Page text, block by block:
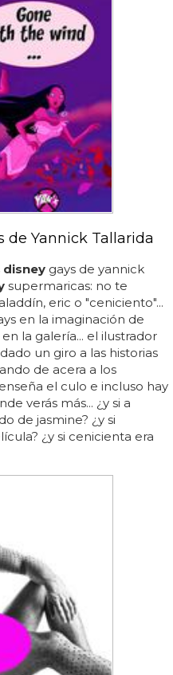
de Yannick Tallarida
disney gays de yannick
supermaricas: no te
eric o "ceniciento"...
en la imaginación de
la galería... el ilustrador
un giro a las historias
de acera a los
el culo e incluso hay
verás más... ¿y si a
de jasmine? ¿y si
¿y si cenicienta era